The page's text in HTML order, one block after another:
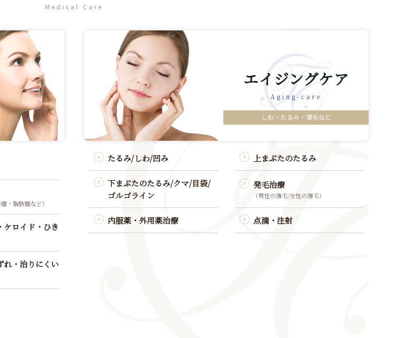
Medical Care
・脂肪腫など）
ケロイド・ひき
れ・治りにくい
エイジングケア
Aging-care
しわ・たるみ・薄毛など
たるみ/しわ/凹み 上まぶたのたるみ
下まぶたのたるみ/クマ/目袋/
ゴルゴライン
発毛治療
（男性の薄毛/女性の薄毛）
内服薬・外用薬治療 点滴・注射